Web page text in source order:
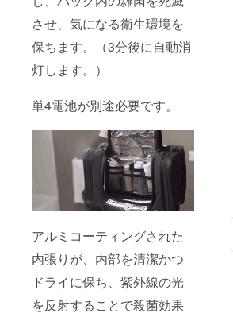
させ、気になる衛生環境を
保ちます。（3分後に自動消
灯します。）
単4電池が別途必要です。
アルミコーティングされた
内張りが、内部を清潔かつ
ドライに保ち、紫外線の光
を反射することで殺菌効果